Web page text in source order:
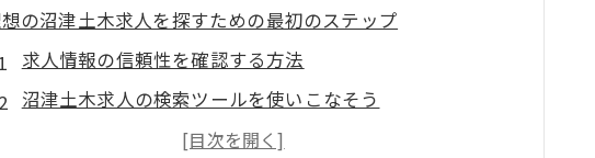
の沼津土木求人を探すための最初のステップ
求人情報の信頼性を確認する方法
沼津土木求人の検索ツールを使いこなそう
理想の職場環境を見極めるポイント